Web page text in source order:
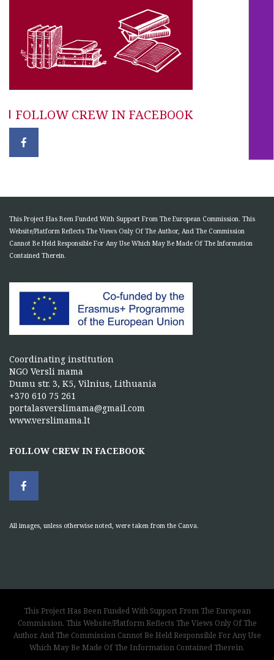
FOLLOW CREW IN FACEBOOK
This Project Has Been Funded With Support From The European Commission. This
Website/Platform Reflects The Views Only Of The Author, And The Commission
Cannot Be Held Responsible For Any Use Which May Be Made Of The Information
Contained Therein.
Coordinating institution
NGO Versli mama
Dumu str. 3, K5, Vilnius, Lithuania
+370 610 75 261
portalasverslimama@gmail.com
www.verslimama.lt
FOLLOW CREW IN FACEBOOK
All images, unless otherwise noted, were taken from the Canva.
This Project Has Been Funded With Support From The European
Commission. This Website/Platform Reflects The Views Only Of The
Author, And The Commission Cannot Be Held Responsible For Any Use
Which May Be Made Of The Information Contained Therein.